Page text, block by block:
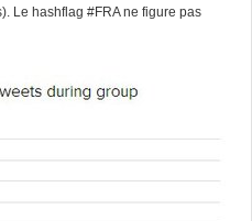
Le hashflag #FRA ne figure pas